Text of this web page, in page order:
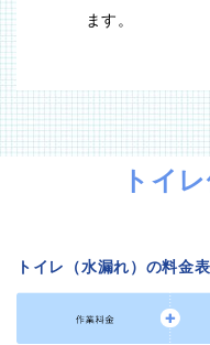
ます。
トイ
トイレ（水漏れ）の料金表